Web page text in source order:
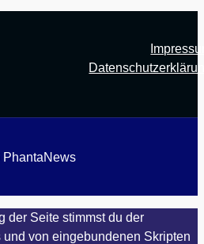
der Seite stimmst du der
von eingebundenen Skripten